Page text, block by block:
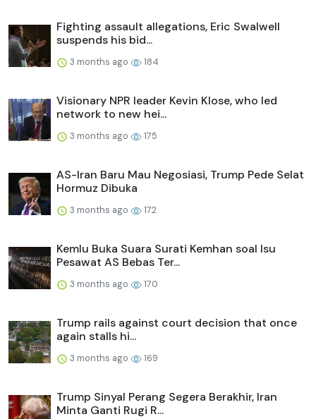
Fighting assault allegations, Eric Swalwell
suspends his bid...
3 months ago 184
Visionary NPR leader Kevin Klose, who led
network to new hei...
3 months ago 175
AS-Iran Baru Mau Negosiasi, Trump Pede Selat
Hormuz Dibuka
3 months ago 172
Kemlu Buka Suara Surati Kemhan soal Isu
Pesawat AS Bebas Ter...
3 months ago 170
Trump rails against court decision that once
again stalls hi...
3 months ago 169
Trump Sinyal Perang Segera Berakhir, Iran
Minta Ganti Rugi R...